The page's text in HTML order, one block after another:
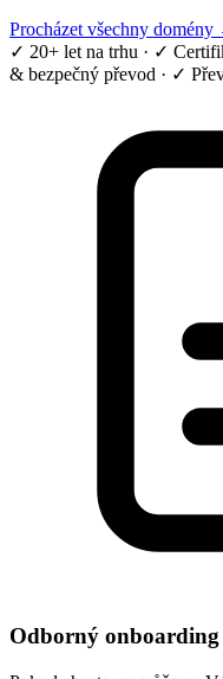
Procházet všechny domény
✓ 20+ let na trhu · ✓
& bezpečný převod · ✓
Odborný onboarding